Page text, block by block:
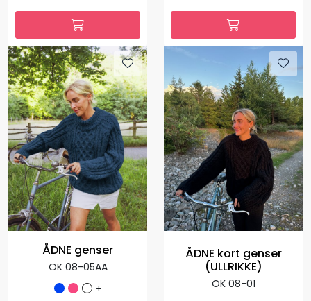
ÅDNE genser
OK 08-05AA
+
ÅDNE kort genser
(ULLRIKKE)
OK 08-01